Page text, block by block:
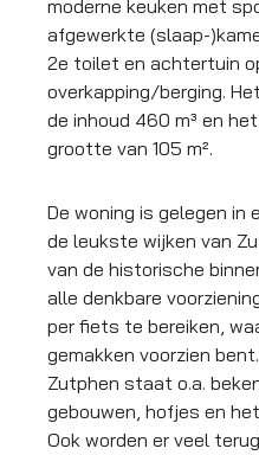
moderne keuken met
afgewerkte (slaap-
2e toilet en achtertuin
overkapping/berging.
de inhoud 460 m³ en
grootte van 105 m².
De woning is gelegen in
de leukste wijken van
van de historische
alle denkbare
per fiets te bereiken,
gemakken voorzien
Zutphen staat o.a.
gebouwen, hofjes en
Ook worden er veel